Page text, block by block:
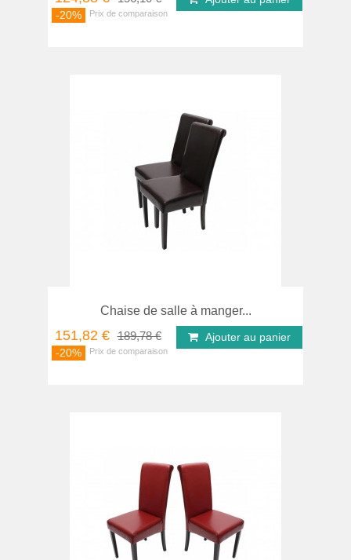
-20%
Chaise de salle à manger...
151,82 € 189,78 €
-20%
Ajouter au panier